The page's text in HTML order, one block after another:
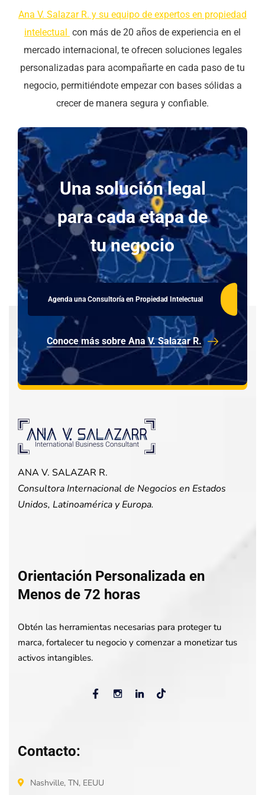
Ana V. Salazar R. y su equipo de expertos en propiedad
intelectual con más de 20 años de experiencia en el
mercado internacional, te ofrecen soluciones legales
personalizadas para acompañarte en cada paso de tu
negocio, permitiéndote empezar con bases sólidas a
crecer de manera segura y confiable.
Una solución legal
para cada etapa de
tu negocio
Agenda una Consultoría en Propiedad Intelectual
Conoce más sobre Ana V. Salazar R.
ANA V. SALAZAR R.
Consultora Internacional de Negocios en Estados
Unidos, Latinoamérica y Europa.
Orientación Personalizada en
Menos de 72 horas
Obtén las herramientas necesarias para proteger tu
marca, fortalecer tu negocio y comenzar a monetizar tus
activos intangibles.
Contacto:
Nashville, TN, EEUU